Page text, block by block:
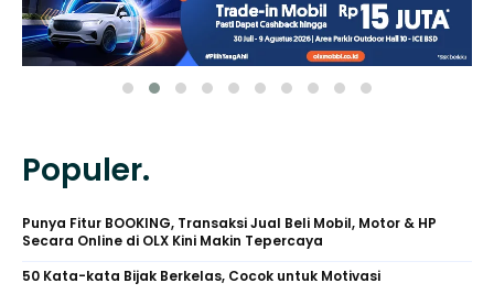
Populer.
Punya Fitur BOOKING, Transaksi Jual Beli Mobil, Motor & HP
Secara Online di OLX Kini Makin Tepercaya
50 Kata-kata Bijak Berkelas, Cocok untuk Motivasi